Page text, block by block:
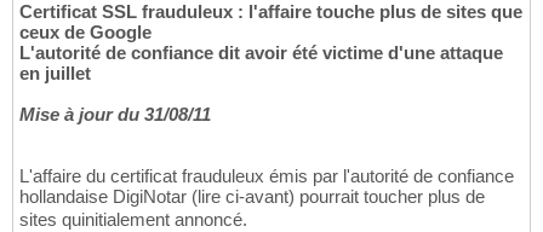
Certificat SSL frauduleux : l'affaire touche plus de sites que
ceux de Google
L'autorité de confiance dit avoir été victime d'une attaque
en juillet
Mise à jour du 31/08/11
L'affaire du certificat frauduleux émis par l'autorité de confiance
hollandaise DigiNotar (lire ci-avant) pourrait toucher plus de
sites quinitialement annoncé.